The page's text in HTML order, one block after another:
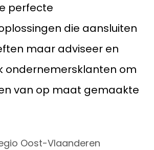
perfecte
die aansluiten
maar adviseer en
ondernemersklanten om
van op maat gemaakte
Oost-Vlaanderen